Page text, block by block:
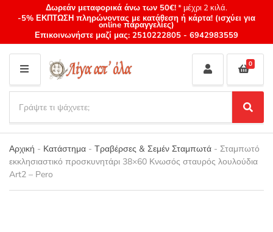
Δωρεάν μεταφορικά άνω των 50€!* μέχρι 2 κιλά.
-5% ΕΚΠΤΩΣΗ πληρώνοντας με κατάθεση ή κάρτα! (ισχύει για
online παραγγελίες)
Επικοινωνήστε μαζί μας: 2510222805 - 6942983559
M
E
N
U
Category
name
a
r
c
h
p
r
S
e
a
r
c
0
Αρχική - Κατάστημα - Τραβέρσες & Σεμέν Σταμπωτά - Σταμπωτό
εκκλησιαστικό προσκυνητάρι 38×60 Κνωσός σταυρός λουλούδια
Art2 – Pero